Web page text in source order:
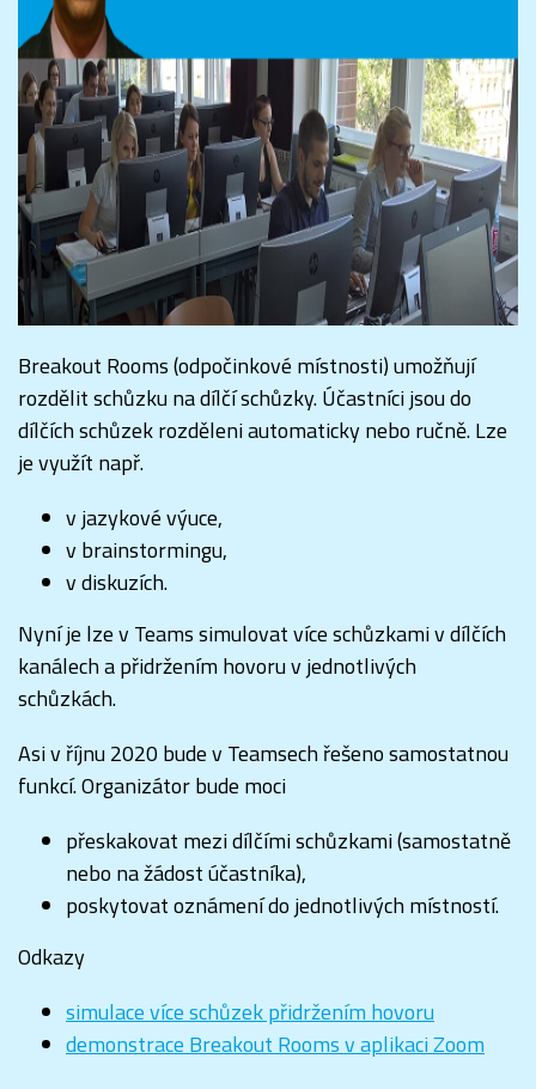
Breakout Rooms (odpočinkové místnosti) umožňují
rozdělit schůzku na dílčí schůzky. Účastníci jsou do
dílčích schůzek rozděleni automaticky nebo ručně. Lze
je využít např.
v jazykové výuce,
v brainstormingu,
v diskuzích.
Nyní je lze v Teams simulovat více schůzkami v dílčích
kanálech a přidržením hovoru v jednotlivých
schůzkách.
Asi v říjnu 2020 bude v Teamsech řešeno samostatnou
funkcí. Organizátor bude moci
přeskakovat mezi dílčími schůzkami (samostatně
nebo na žádost účastníka),
poskytovat oznámení do jednotlivých místností.
Odkazy
simulace více schůzek přidržením hovoru
demonstrace Breakout Rooms v aplikaci Zoom